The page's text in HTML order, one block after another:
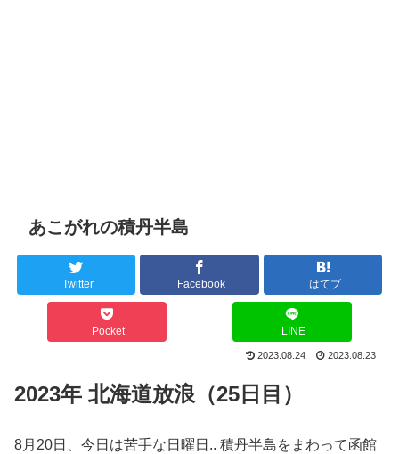
あこがれの積丹半島
Twitter Facebook はてブ
Pocket LINE
2023.08.24 2023.08.23
2023年 北海道放浪（25日目）
8月20日、今日は苦手な日曜日.. 積丹半島をまわって函館